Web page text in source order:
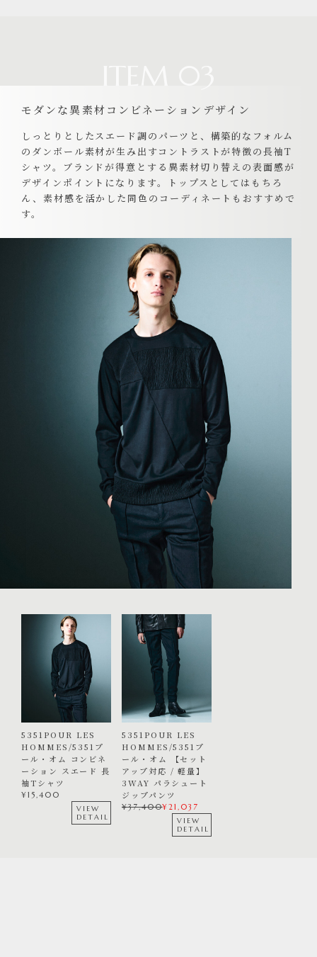
モダンな異素材コンビネーションデザイン
しっとりとしたスエード調のパーツと、構築的なフォルム
のダンボール素材が生み出すコントラストが特徴の長袖T
シャツ。ブランドが得意とする異素材切り替えの表面感が
デザインポイントになります。トップスとしてはもちろ
ん、素材感を活かした同色のコーディネートもおすすめで
す。
5351POUR LES
HOMMES/5351プ
ール・オム コンビネ
ーション スエード 長
袖Tシャツ
¥15,400
VIEW
DETAIL
5351POUR LES
HOMMES/5351プ
ール・オム 【セット
アップ対応 / 軽量】
3WAY パラシュート
ジップパンツ
¥37,400¥21,037
VIEW
DETAIL